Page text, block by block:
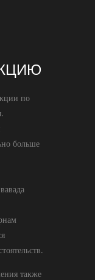
по
больше
также